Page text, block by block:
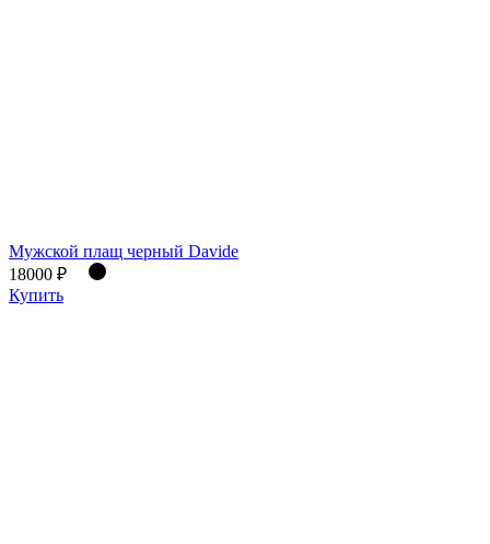
Мужской плащ черный Davide
18000 ₽
Купить